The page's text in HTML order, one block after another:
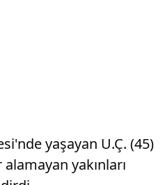
yaşayan U.Ç. (45)
yakınları